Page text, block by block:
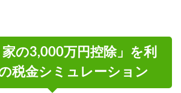
家の3,000万円控除」を利
税金シミュレーション